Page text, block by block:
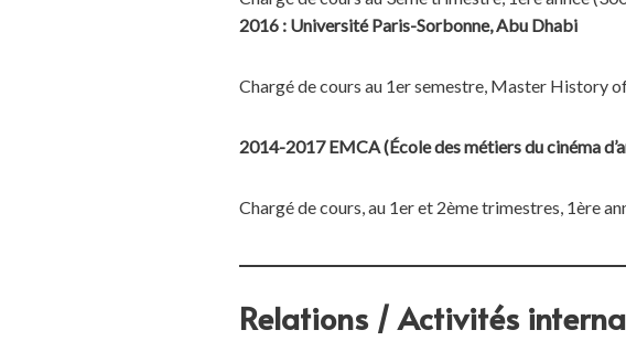
2016 : Université Paris-Sorbonne, Abu Dhabi
Chargé de cours au 1er semestre, Master History
2014-2017 EMCA (École des métiers du cinéma
Chargé de cours, au 1er et 2ème trimestres, 1ère
Relations / Activités